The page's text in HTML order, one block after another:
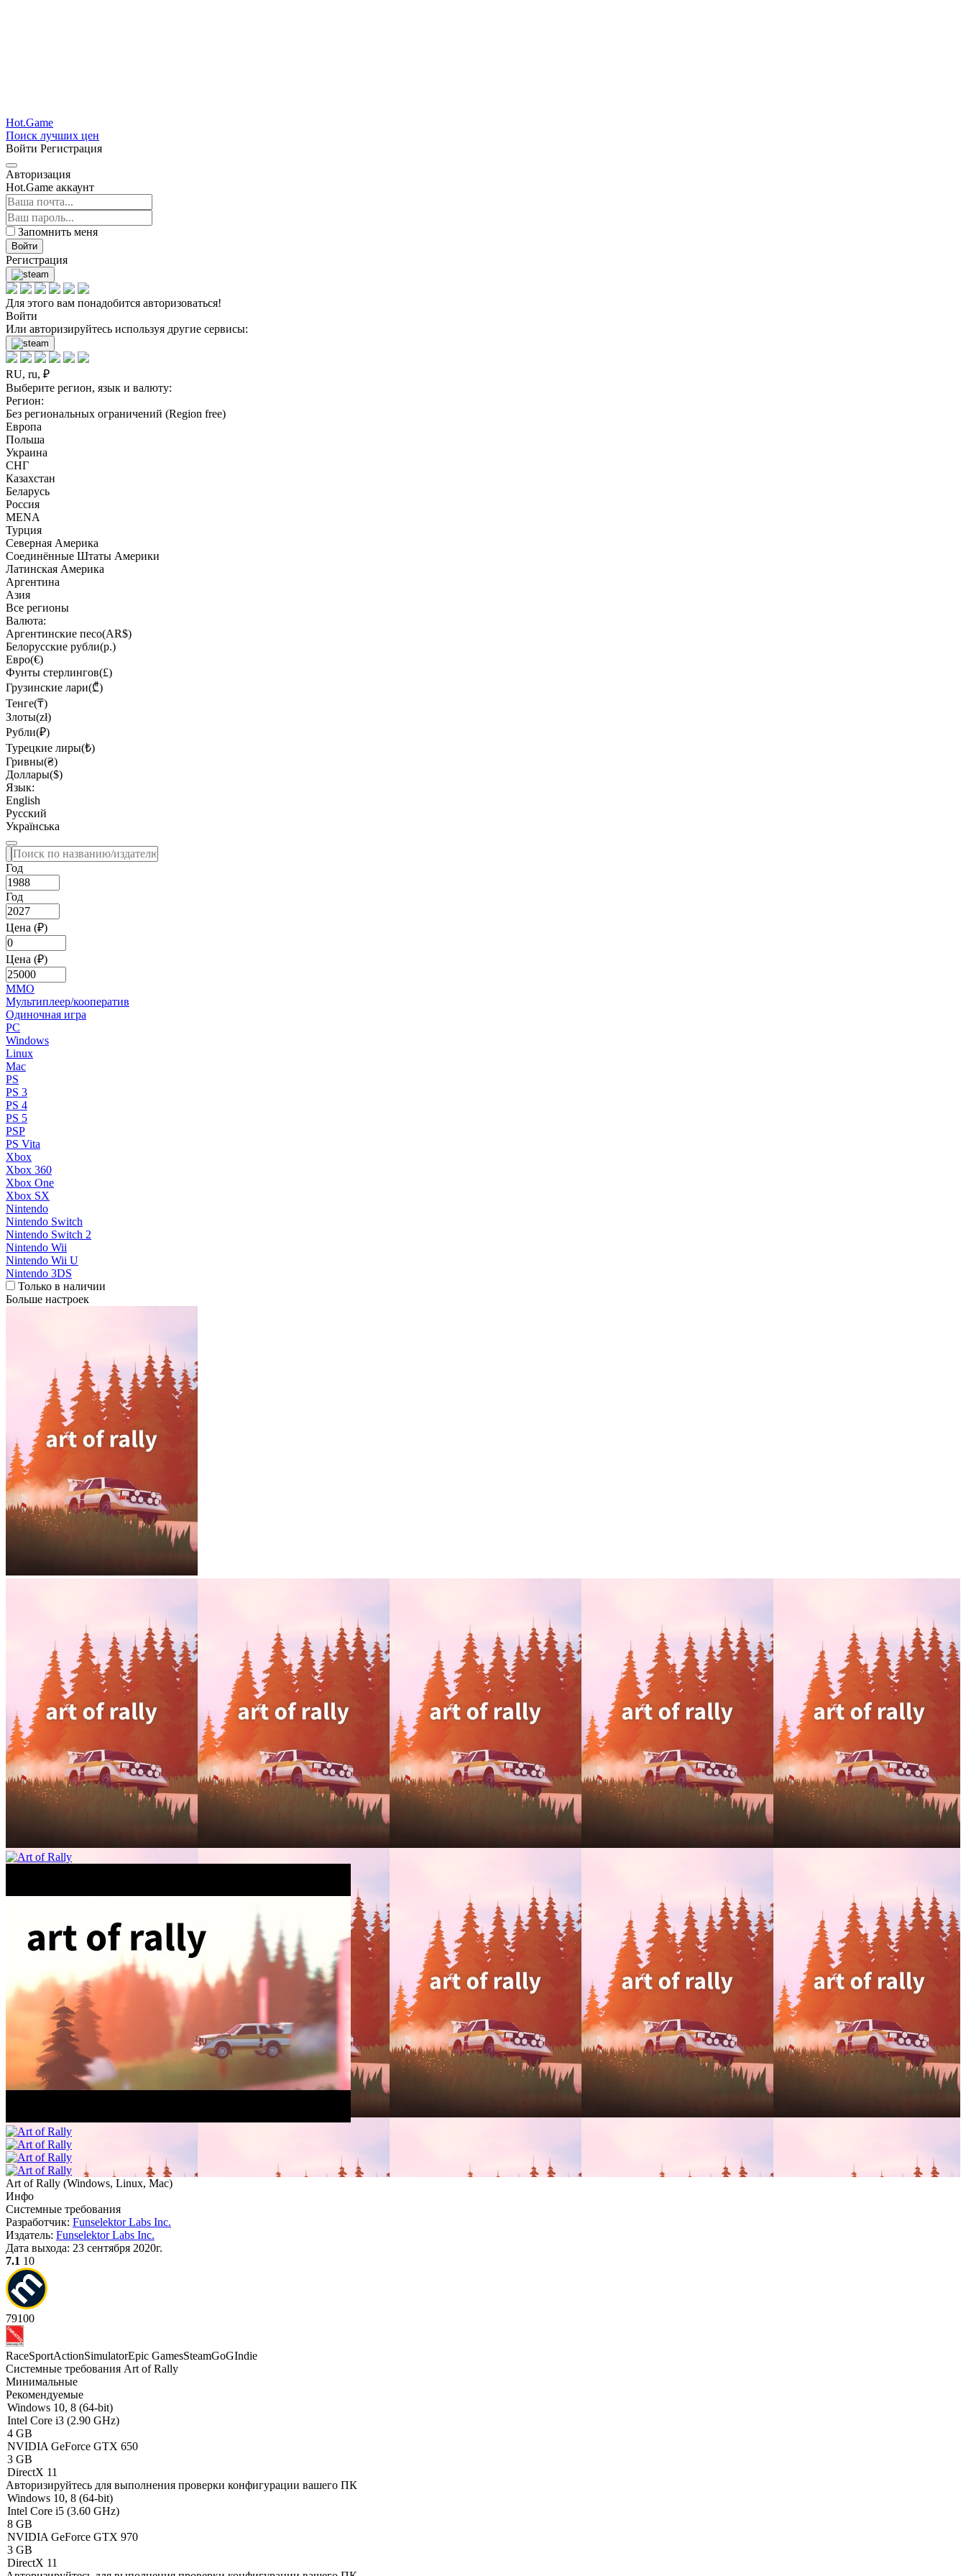
Hot.Game
Поиск лучших цен
Войти Регистрация
Авторизация
Hot.Game аккаунт
Запомнить меня
Войти
Регистрация
Для этого вам понадобится авторизоваться!
Войти
Или авторизируйтесь используя другие сервисы:
RU, ru, ₽
Выберите регион, язык и валюту:
Регион:
Без региональных ограничений (Region free)
Европа
Польша
Украина
СНГ
Казахстан
Беларусь
Россия
MENA
Турция
Северная Америка
Соединённые Штаты Америки
Латинская Америка
Аргентина
Азия
Все регионы
Валюта:
Аргентинские песо(AR$)
Белорусские рубли(р.)
Евро(€)
Фунты стерлингов(£)
Грузинские лари(₾)
Тенге(₸)
Злоты(zł)
Рубли(₽)
Турецкие лиры(₺)
Гривны(₴)
Доллары($)
Язык:
English
Русский
Українська
Год
Год
Цена (₽)
Цена (₽)
MMO
Мультиплеер/кооператив
Одиночная игра
PC
Windows
Linux
Mac
PS
PS 3
PS 4
PS 5
PSP
PS Vita
Xbox
Xbox 360
Xbox One
Xbox SX
Nintendo
Nintendo Switch
Nintendo Switch 2
Nintendo Wii
Nintendo Wii U
Nintendo 3DS
Только в наличии
Больше настроек
Art of Rally (Windows, Linux, Mac)
Инфо
Системные требования
Разработчик: Funselektor Labs Inc.
Издатель: Funselektor Labs Inc.
Дата выхода: 23 сентября 2020г.
7.1 10
79100
RaceSportActionSimulatorEpic GamesSteamGoGIndie
Системные требования Art of Rally
Минимальные
Рекомендуемые
Windows 10, 8 (64-bit)
Intel Core i3 (2.90 GHz)
4 GB
NVIDIA GeForce GTX 650
3 GB
DirectX 11
Авторизируйтесь для выполнения проверки конфигурации вашего ПК
Windows 10, 8 (64-bit)
Intel Core i5 (3.60 GHz)
8 GB
NVIDIA GeForce GTX 970
3 GB
DirectX 11